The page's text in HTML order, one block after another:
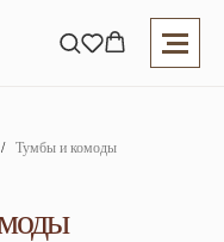
/ Тумбы и комоды